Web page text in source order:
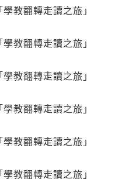
教翻轉走讀之旅」
教翻轉走讀之旅」
教翻轉走讀之旅」
教翻轉走讀之旅」
教翻轉走讀之旅」
教翻轉走讀之旅」